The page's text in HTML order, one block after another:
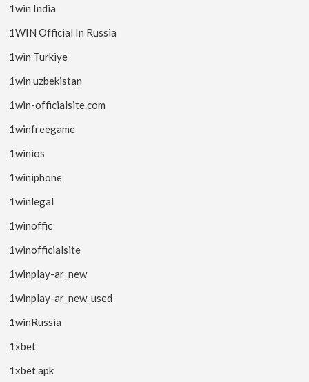
1win India
1WIN Official In Russia
1win Turkiye
1win uzbekistan
1win-officialsite.com
1winfreegame
1winios
1winiphone
1winlegal
1winoffic
1winofficialsite
1winplay-ar_new
1winplay-ar_new_used
1winRussia
1xbet
1xbet apk